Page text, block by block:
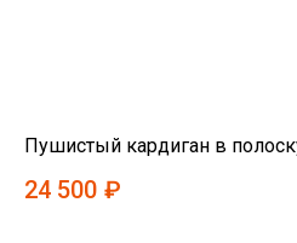
Пушистый кардиган в
24 500 ₽